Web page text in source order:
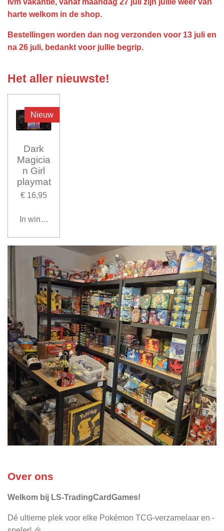
Ivm vakantie, vanaf maandag 27 juli zijn jullie weer van
harte welkom in de shop.
Bestellingen worden dan nog verzonden voor 13 juli en
na 26 juli, bedankt voor jullie begrip.
Het aller nieuwste!
Nieuw
Dark
Magicia
n Girl
playmat
€ 16,95
In winkelwagen
Over ons
Welkom bij LS-TradingCardGames!
Dé ultieme plek voor elke Pokémon TCG-verzamelaar en -